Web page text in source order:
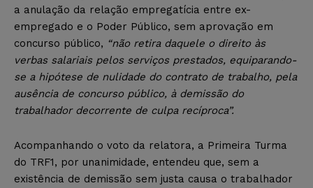
a anulação da relação empregatícia entre ex-
empregado e o Poder Público, sem aprovação em
concurso público, “não retira daquele o direito às
verbas salariais pelos serviços prestados, equiparando-
se a hipótese de nulidade do contrato de trabalho, pela
ausência de concurso público, à demissão do
trabalhador decorrente de culpa recíproca”.
Acompanhando o voto da relatora, a Primeira Turma
do TRF1, por unanimidade, entendeu que, sem a
existência de demissão sem justa causa o trabalhador